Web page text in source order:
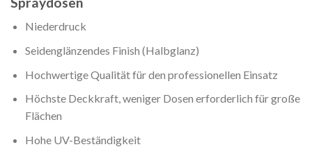
Niederdruck
Seidenglänzendes Finish (Halbglanz)
Hochwertige Qualität für den professionellen Einsatz
Höchste Deckkraft, weniger Dosen erforderlich für große
Flächen
Hohe UV-Beständigkeit